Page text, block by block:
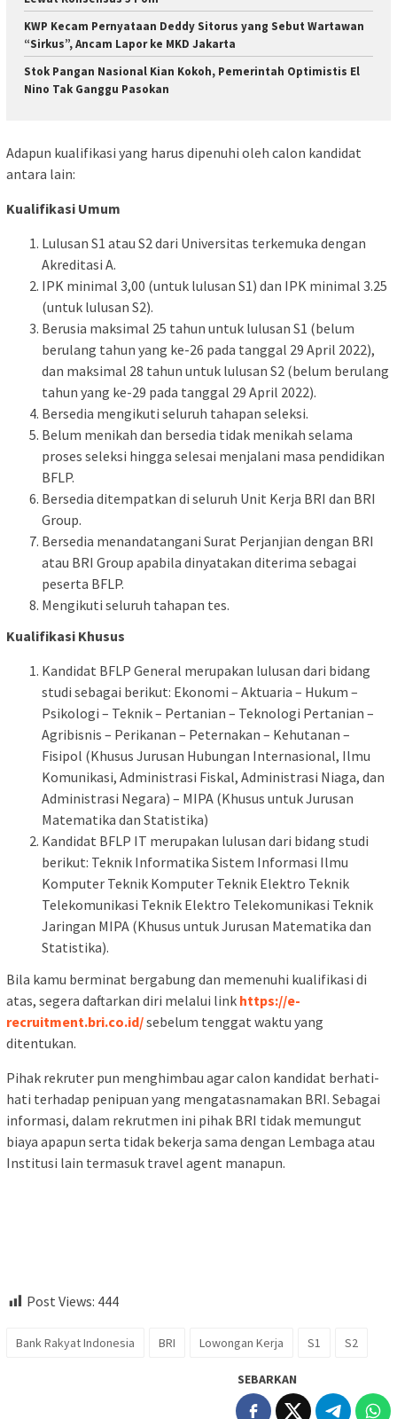
KWP Kecam Pernyataan Deddy Sitorus yang Sebut Wartawan
“Sirkus”, Ancam Lapor ke MKD Jakarta
Stok Pangan Nasional Kian Kokoh, Pemerintah Optimistis El
Nino Tak Ganggu Pasokan
Adapun kualifikasi yang harus dipenuhi oleh calon kandidat
antara lain:
Kualifikasi Umum
Lulusan S1 atau S2 dari Universitas terkemuka dengan
Akreditasi A.
IPK minimal 3,00 (untuk lulusan S1) dan IPK minimal 3.25
(untuk lulusan S2).
Berusia maksimal 25 tahun untuk lulusan S1 (belum
berulang tahun yang ke-26 pada tanggal 29 April 2022),
dan maksimal 28 tahun untuk lulusan S2 (belum berulang
tahun yang ke-29 pada tanggal 29 April 2022).
Bersedia mengikuti seluruh tahapan seleksi.
Belum menikah dan bersedia tidak menikah selama
proses seleksi hingga selesai menjalani masa pendidikan
BFLP.
Bersedia ditempatkan di seluruh Unit Kerja BRI dan BRI
Group.
Bersedia menandatangani Surat Perjanjian dengan BRI
atau BRI Group apabila dinyatakan diterima sebagai
peserta BFLP.
Mengikuti seluruh tahapan tes.
Kualifikasi Khusus
Kandidat BFLP General merupakan lulusan dari bidang
studi sebagai berikut: Ekonomi – Aktuaria – Hukum –
Psikologi – Teknik – Pertanian – Teknologi Pertanian –
Agribisnis – Perikanan – Peternakan – Kehutanan –
Fisipol (Khusus Jurusan Hubungan Internasional, Ilmu
Komunikasi, Administrasi Fiskal, Administrasi Niaga, dan
Administrasi Negara) – MIPA (Khusus untuk Jurusan
Matematika dan Statistika)
Kandidat BFLP IT merupakan lulusan dari bidang studi
berikut: Teknik Informatika Sistem Informasi Ilmu
Komputer Teknik Komputer Teknik Elektro Teknik
Telekomunikasi Teknik Elektro Telekomunikasi Teknik
Jaringan MIPA (Khusus untuk Jurusan Matematika dan
Statistika).
Bila kamu berminat bergabung dan memenuhi kualifikasi di
atas, segera daftarkan diri melalui link https://e-
recruitment.bri.co.id/sebelum tenggat waktu yang
ditentukan.
Pihak rekruter pun menghimbau agar calon kandidat berhati-
hati terhadap penipuan yang mengatasnamakan BRI. Sebagai
informasi, dalam rekrutmen ini pihak BRI tidak memungut
biaya apapun serta tidak bekerja sama dengan Lembaga atau
Institusi lain termasuk travel agent manapun.
Post Views: 444
Bank Rakyat Indonesia BRI Lowongan Kerja S1 S2
SEBARKAN